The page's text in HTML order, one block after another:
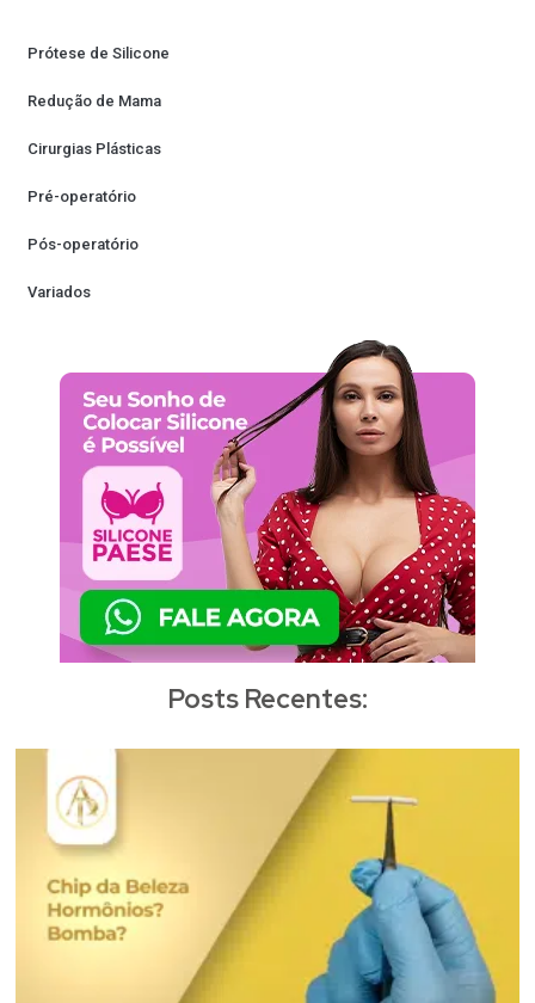
Prótese de Silicone
Redução de Mama
Cirurgias Plásticas
Pré-operatório
Pós-operatório
Variados
Posts Recentes: